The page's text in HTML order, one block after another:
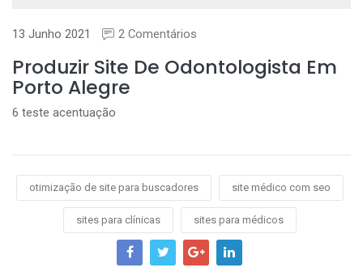
13 Junho 2021 2 Comentários
Produzir Site De Odontologista Em
Porto Alegre
6 teste acentuação
otimização de site para buscadores site médico com seo
sites para clínicas sites para médicos